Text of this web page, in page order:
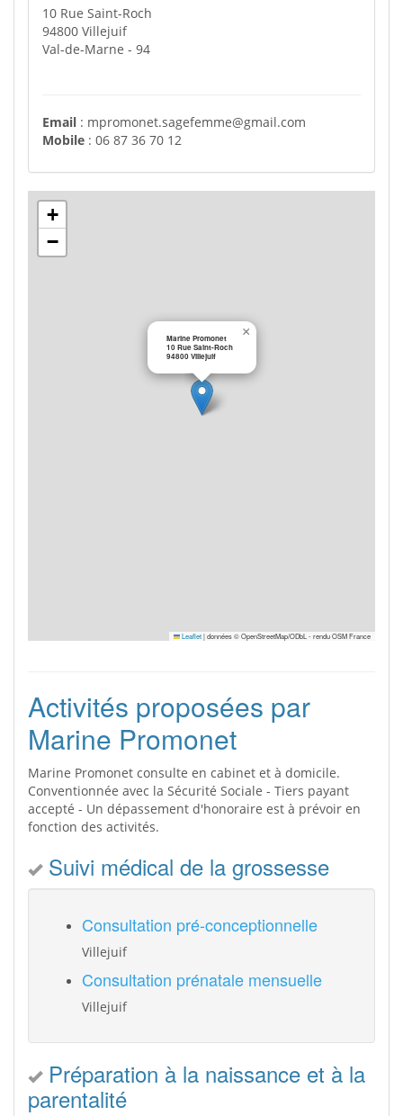
10 Rue Saint-Roch
94800 Villejuif
Val-de-Marne - 94
Email : mpromonet.sagefemme@gmail.com
Mobile : 06 87 36 70 12
Marine Promonet
10 Rue Saint-Roch
94800 Villejuif
×
+
−
Leaflet|données © OpenStreetMap/ODbL - rendu OSM France
Activités proposées par
Marine Promonet
Marine Promonet consulte en cabinet et à domicile.
Conventionnée avec la Sécurité Sociale - Tiers payant
accepté - Un dépassement d'honoraire est à prévoir en
fonction des activités.
Suivi médical de la grossesse
Consultation pré-conceptionnelle
Villejuif
Consultation prénatale mensuelle
Villejuif
Préparation à la naissance et à la
parentalité